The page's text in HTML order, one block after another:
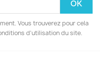
Vous trouverez pour cela
d'utilisation du site.